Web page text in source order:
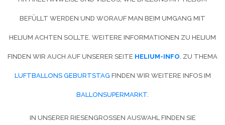
BEFÜLLT WERDEN UND WORAUF MAN BEIM UMGANG MIT
HELIUM ACHTEN SOLLTE. WEITERE INFORMATIONEN ZU HELIUM
FINDEN WIR AUCH AUF UNSERER SEITE HELIUM-INFO . ZU THEMA
LUFTBALLONS GEBURTSTAG FINDEN WIR WEITERE INFOS IM
BALLONSUPERMARKT
IN UNSERER RIESENGROSSEN AUSWAHL FINDEN SIE G